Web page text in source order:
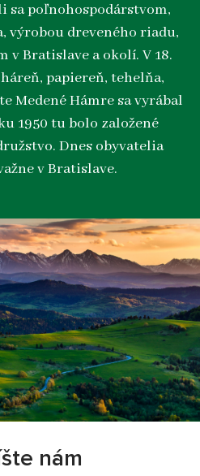
sa poľnohospodárstvom,
výrobou dreveného riadu,
v Bratislave a okolí. V 18.
papiereň, tehelňa,
Medené Hámre sa vyrábal
1950 tu bolo založené
Dnes obyvatelia
v Bratislave.
nám